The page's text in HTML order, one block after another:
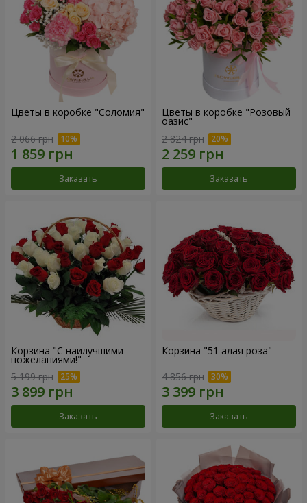
Цветы в коробке "Соломия"
2 066 грн
Заказать
Цветы в коробке "Розовый
оазис"
2 824 грн
Заказать
Корзина "С наилучшими
пожеланиями!"
5 199 грн
Заказать
Корзина "51 алая роза"
4 856 грн
Заказать